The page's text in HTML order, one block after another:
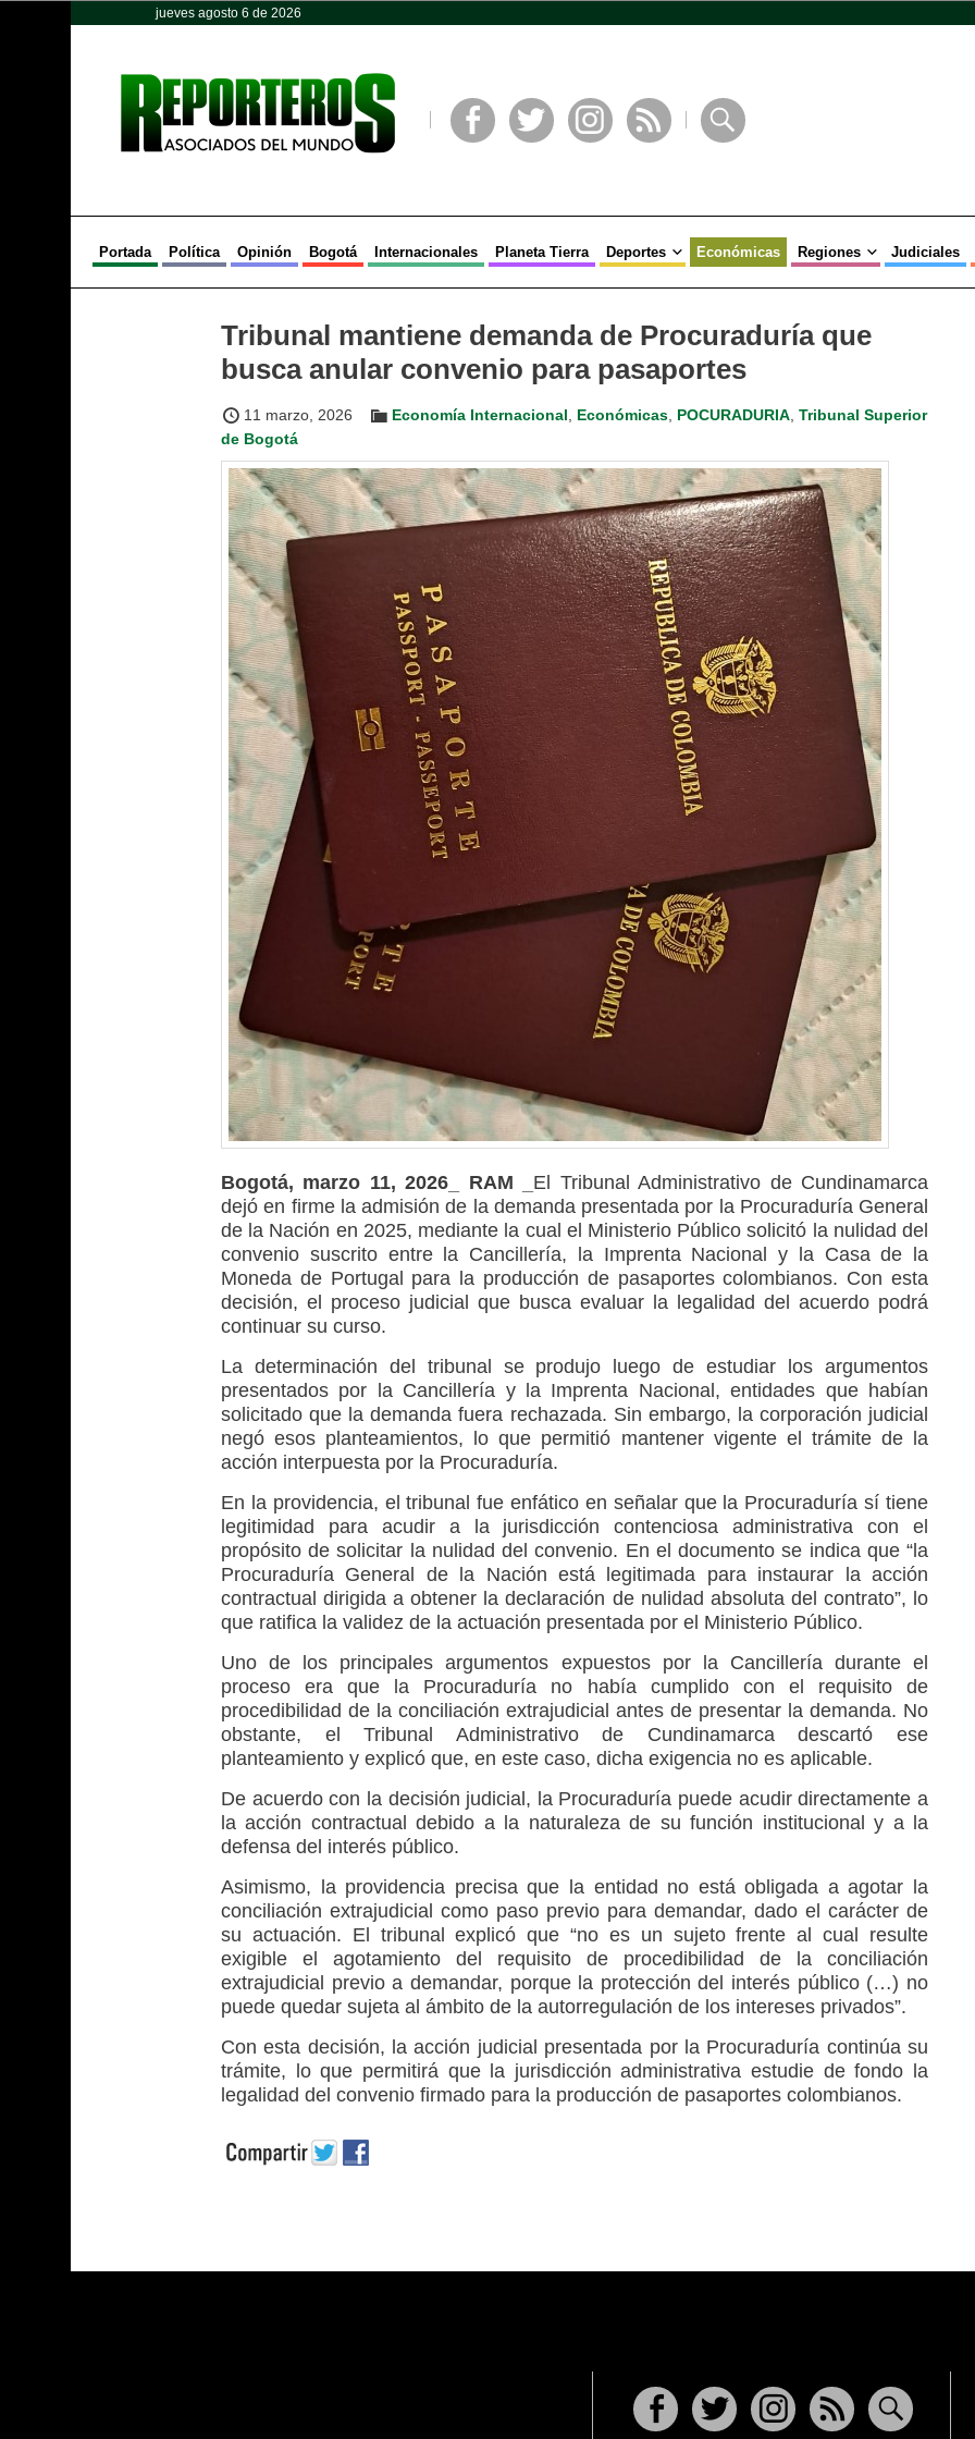
jueves agosto 6 de 2026
Portada Política Opinión Bogotá Internacionales Planeta Tierra Deportes Económicas Regiones Judiciales
Tribunal mantiene demanda de Procuraduría que
busca anular convenio para pasaportes
11 marzo, 2026 Economía Internacional Económicas POCURADURIA Tribunal Superior
de Bogotá
Bogotá, marzo 11, 2026_ RAM _ El Tribunal Administrativo de Cundinamarca
dejó en firme la admisión de la demanda presentada por la Procuraduría General
de la Nación en 2025, mediante la cual el Ministerio Público solicitó la nulidad del
convenio suscrito entre la Cancillería, la Imprenta Nacional y la Casa de la
Moneda de Portugal para la producción de pasaportes colombianos. Con esta
decisión, el proceso judicial que busca evaluar la legalidad del acuerdo podrá
continuar su curso.
La determinación del tribunal se produjo luego de estudiar los argumentos
presentados por la Cancillería y la Imprenta Nacional, entidades que habían
solicitado que la demanda fuera rechazada. Sin embargo, la corporación judicial
negó esos planteamientos, lo que permitió mantener vigente el trámite de la
acción interpuesta por la Procuraduría.
En la providencia, el tribunal fue enfático en señalar que la Procuraduría sí tiene
legitimidad para acudir a la jurisdicción contenciosa administrativa con el
propósito de solicitar la nulidad del convenio. En el documento se indica que “la
Procuraduría General de la Nación está legitimada para instaurar la acción
contractual dirigida a obtener la declaración de nulidad absoluta del contrato”, lo
que ratifica la validez de la actuación presentada por el Ministerio Público.
Uno de los principales argumentos expuestos por la Cancillería durante el
proceso era que la Procuraduría no había cumplido con el requisito de
procedibilidad de la conciliación extrajudicial antes de presentar la demanda. No
obstante, el Tribunal Administrativo de Cundinamarca descartó ese
planteamiento y explicó que, en este caso, dicha exigencia no es aplicable.
De acuerdo con la decisión judicial, la Procuraduría puede acudir directamente a
la acción contractual debido a la naturaleza de su función institucional y a la
defensa del interés público.
Asimismo, la providencia precisa que la entidad no está obligada a agotar la
conciliación extrajudicial como paso previo para demandar, dado el carácter de
su actuación. El tribunal explicó que “no es un sujeto frente al cual resulte
exigible el agotamiento del requisito de procedibilidad de la conciliación
extrajudicial previo a demandar, porque la protección del interés público (…) no
puede quedar sujeta al ámbito de la autorregulación de los intereses privados”.
Con esta decisión, la acción judicial presentada por la Procuraduría continúa su
trámite, lo que permitirá que la jurisdicción administrativa estudie de fondo la
legalidad del convenio firmado para la producción de pasaportes colombianos.
Opinión Política